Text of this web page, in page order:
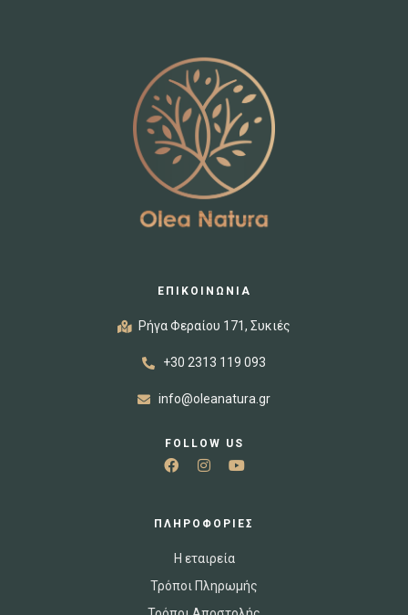
ΕΠΙΚΟΙΝΩΝΙΑ
Ρήγα Φεραίου 171, Συκιές
+30 2313 119 093
info@oleanatura.gr
FOLLOW US
ΠΛΗΡΟΦΟΡΙΕΣ
Η εταιρεία
Τρόποι Πληρωμής